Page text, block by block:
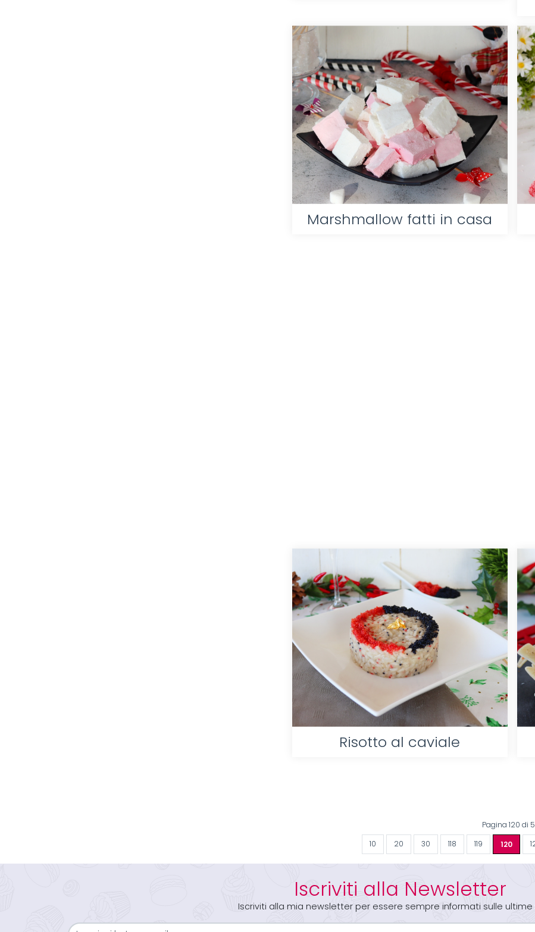
Marshmallow fatti in casa
Risotto al caviale
Pagina 120 di
10 20 30 118 119 120
Iscriviti alla Newsletter
Iscriviti alla mia newsletter per essere sempre informati sulle ultime